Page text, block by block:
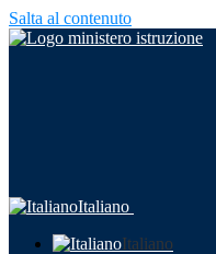
Salta al contenuto
Italiano
Italiano